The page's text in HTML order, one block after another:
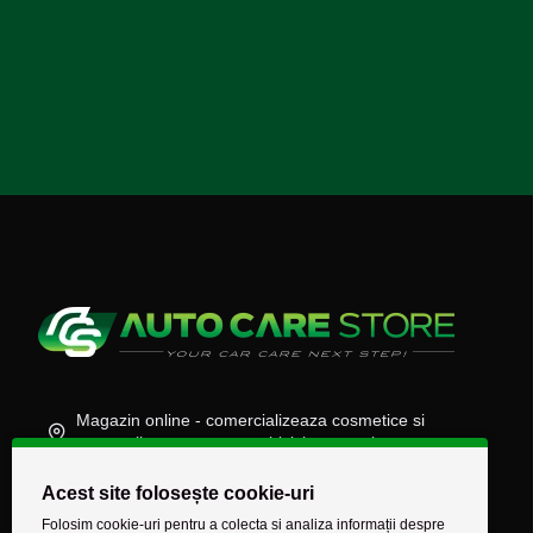
Magazin online - comercializeaza cosmetice si
accesorii auto, moto, atv, biciclete, camioane
(+40) 745 848 890
comenzi@autocarestore.ro
Acest site folosește cookie-uri
Folosim cookie-uri pentru a colecta si analiza informații despre